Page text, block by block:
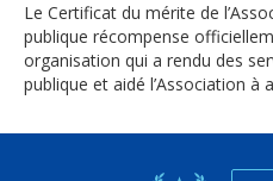
Le Certificat du mérite de
publique récompense
organisation qui a rendu des
publique et aidé l’Association à